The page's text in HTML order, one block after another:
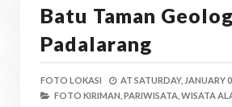
Batu Taman
Padalarang
FOTO LOKASI AT SATURDAY, JANUARY
FOTO KIRIMAN, PARIWISATA, WISATA